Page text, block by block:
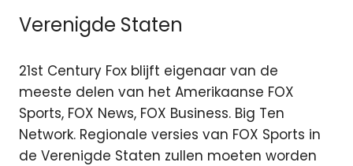
Verenigde Staten
21st Century Fox blijft eigenaar van de
meeste delen van het Amerikaanse FOX
Sports, FOX News, FOX Business. Big Ten
Network. Regionale versies van FOX Sports in
de Verenigde Staten zullen moeten worden